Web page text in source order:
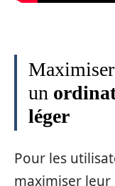
un
léger
Pour les
maximiser